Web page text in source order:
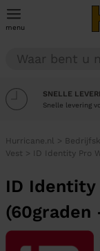
menu
SNELLE
Snelle levering
Hurricane.nl >
Vest > ID Identity Pro
ID Identity
(60graden